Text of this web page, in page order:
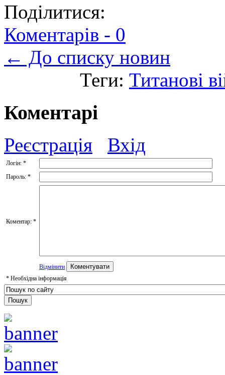
Поділитися:
Коментарів - 0
← До списку новин
Теги: Титанові
Коментарі
Реєстрація Вхід
Логін: *
Пароль: *
Коментар: *
Відмінити
* Необхідна інформація